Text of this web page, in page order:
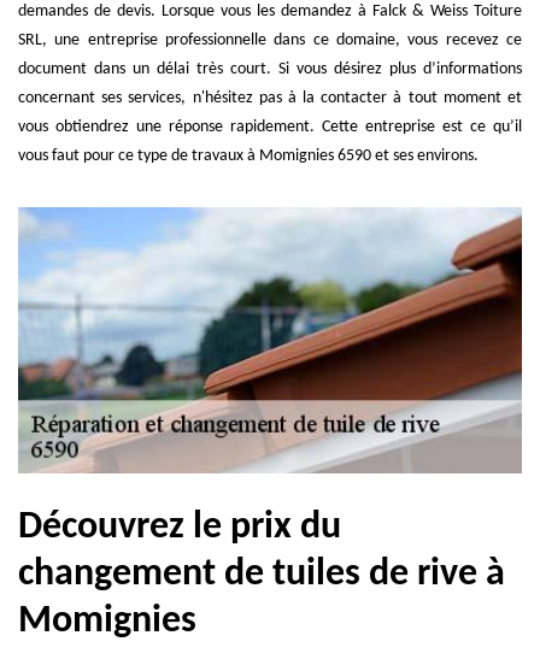
demandes de devis. Lorsque vous les demandez à Falck & Weiss Toiture
SRL, une entreprise professionnelle dans ce domaine, vous recevez ce
document dans un délai très court. Si vous désirez plus d’informations
concernant ses services, n'hésitez pas à la contacter à tout moment et
vous obtiendrez une réponse rapidement. Cette entreprise est ce qu’il
vous faut pour ce type de travaux à Momignies 6590 et ses environs.
Découvrez le prix du
changement de tuiles de rive à
Momignies